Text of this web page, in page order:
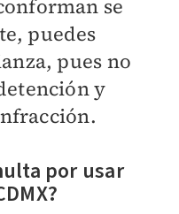
se
puedes
pues no
y
por usar